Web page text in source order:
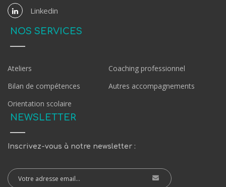
Linkedin
NOS SERVICES
Ateliers
Coaching professionnel
Bilan de compétences
Autres accompagnements
Orientation scolaire
NEWSLETTER
Inscrivez-vous à notre newsletter :